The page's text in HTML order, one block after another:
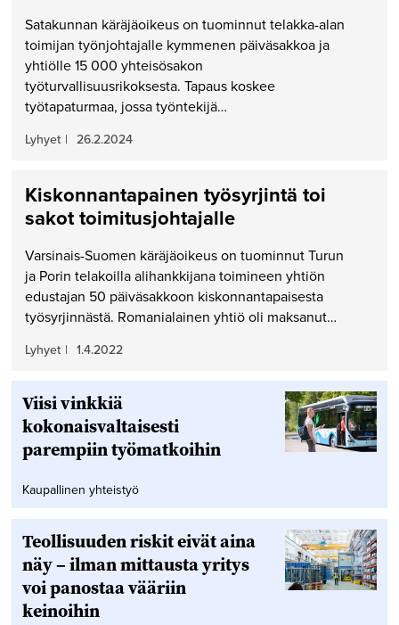
Satakunnan käräjäoikeus on tuominnut telakka-alan
toimijan työnjohtajalle kymmenen päiväsakkoa ja
yhtiölle 15 000 yhteisösakon
työturvallisuusrikoksesta. Tapaus koskee
työtapaturmaa, jossa työntekijä…
Lyhyet | 26.2.2024
Kiskonnantapainen työsyrjintä toi
sakot toimitusjohtajalle
Varsinais-Suomen käräjäoikeus on tuominnut Turun
ja Porin telakoilla alihankkijana toimineen yhtiön
edustajan 50 päiväsakkoon kiskonnantapaisesta
työsyrjinnästä. Romanialainen yhtiö oli maksanut…
Lyhyet | 1.4.2022
Viisi vinkkiä
kokonaisvaltaisesti
parempiin työmatkoihin
Kaupallinen yhteistyö
Teollisuuden riskit eivät aina
näy – ilman mittausta yritys
voi panostaa vääriin
keinoihin